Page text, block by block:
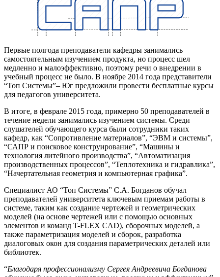
Первые полгода преподаватели кафедры занимались
самостоятельным изучением продукта, но процесс шел
медленно и малоэффективно, поэтому речи о внедрении в
учебный процесс не было. В ноябре 2014 года представители
“Топ Системы”– Юг предложили провести бесплатные курсы
для педагогов университета.
В итоге, в феврале 2015 года, примерно 50 преподавателей в
течение недели занимались изучением системы. Среди
слушателей обучающего курса были сотрудники таких
кафедр, как “Сопротивление материалов”, “ЭВМ и системы”,
“САПР и поисковое конструирование”, “Машины и
технология литейного производства”, “Автоматизация
производственных процессов”, “Теплотехника и гидравлика”,
“Начертательная геометрия и компьютерная графика”.
Специалист АО “Топ Системы” С.А. Богданов обучал
преподавателей университета ключевым приемам работы в
системе, таким как создание чертежей и геометрических
моделей (на основе чертежей или с помощью основных
элементов и команд T-FLEX CAD), сборочных моделей, а
также параметризация моделей и сборок, разработка
диалоговых окон для создания параметрических деталей или
библиотек.
“Благодаря профессионализму Сергея Андреевича Богданова